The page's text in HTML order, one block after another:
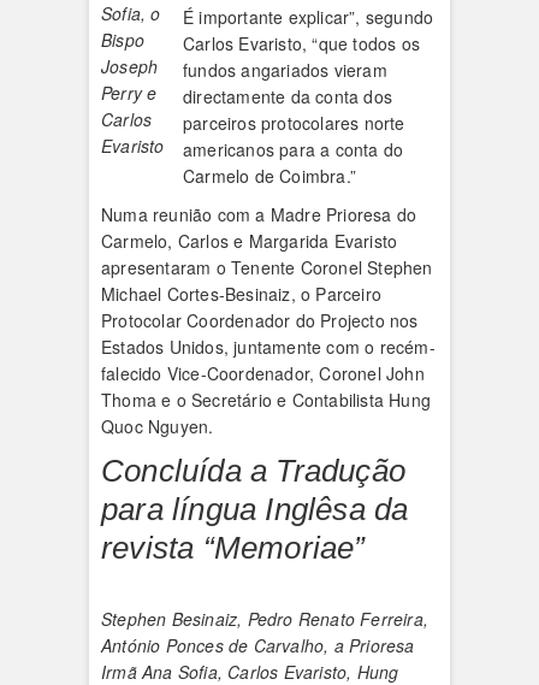
Sofia, o
Bispo
Joseph
Perry e
Carlos
Evaristo
É importante explicar”, segundo
Carlos Evaristo, “que todos os
fundos angariados vieram
directamente da conta dos
parceiros protocolares norte
americanos para a conta do
Carmelo de Coimbra.”
Numa reunião com a Madre Prioresa do
Carmelo, Carlos e Margarida Evaristo
apresentaram o Tenente Coronel Stephen
Michael Cortes-Besinaiz, o Parceiro
Protocolar Coordenador do Projecto nos
Estados Unidos, juntamente com o recém-
falecido Vice-Coordenador, Coronel John
Thoma e o Secretário e Contabilista Hung
Quoc Nguyen.
Concluída a Tradução
para língua Inglêsa da
revista “Memoriae”
Stephen Besinaiz, Pedro Renato Ferreira,
António Ponces de Carvalho, a Prioresa
Irmã Ana Sofia, Carlos Evaristo, Hung